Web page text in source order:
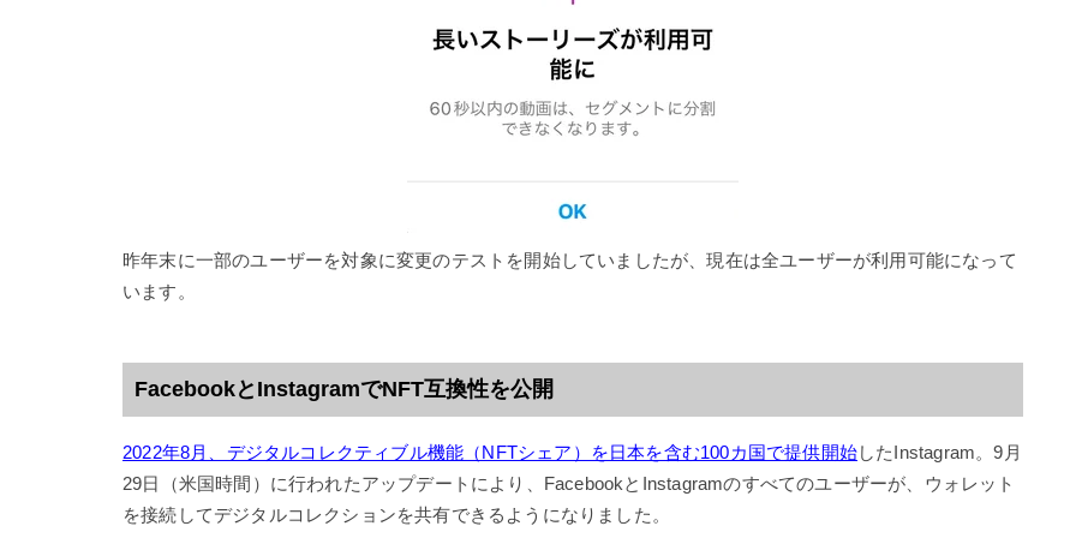
昨年末に一部のユーザーを対象に変更のテストを開始していましたが、現在は全ユーザーが利用可能になって
います。
FacebookとInstagramでNFT互換性を公開
2022年8月、デジタルコレクティブル機能（NFTシェア）を日本を含む100カ国で提供開始したInstagram。9月
29日（米国時間）に行われたアップデートにより、FacebookとInstagramのすべてのユーザーが、ウォレット
を接続してデジタルコレクションを共有できるようになりました。